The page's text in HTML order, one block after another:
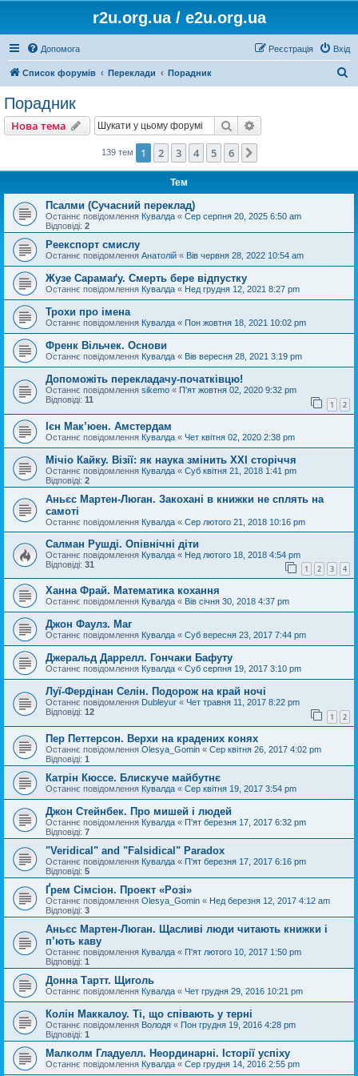
r2u.org.ua / e2u.org.ua
Допомога Вхід
Реєстрація
Список форумів Переклади Порадник
Порадник
Нова тема Пошук
139 тем 1 2 3 4 5 6
Тем
Псалми (Сучасний переклад)
Останнє повідомлення Кувалда « Сер серпня 20, 2025 6:50 am
Відповіді: 2
Реекспорт смислу
Останнє повідомлення Анатолій « Вів червня 28, 2022 10:54 am
Жузе Сарамаґу. Смерть бере відпустку
Останнє повідомлення Кувалда « Нед грудня 12, 2021 8:27 pm
Трохи про імена
Останнє повідомлення Кувалда « Пон жовтня 18, 2021 10:02 pm
Френк Вільчек. Основи
Останнє повідомлення Кувалда « Вів вересня 28, 2021 3:19 pm
Допоможіть перекладачу-початківцю!
Останнє повідомлення sikemo « П'ят жовтня 02, 2020 9:32 pm
Відповіді: 11 1 2
Ієн Мак’юен. Амстердам
Останнє повідомлення Кувалда « Чет квітня 02, 2020 2:38 pm
Мічіо Кайку. Візії: як наука змінить XXI сторіччя
Останнє повідомлення Кувалда « Суб квітня 21, 2018 1:41 pm
Відповіді: 2
Аньєс Мартен-Люган. Закохані в книжки не сплять на
самоті
Останнє повідомлення Кувалда « Сер лютого 21, 2018 10:16 pm
Салман Рушді. Опівнічні діти
Останнє повідомлення Кувалда « Нед лютого 18, 2018 4:54 pm
Відповіді: 31 1 2 3 4
Ханна Фрай. Математика кохання
Останнє повідомлення Кувалда « Вів січня 30, 2018 4:37 pm
Джон Фаулз. Маг
Останнє повідомлення Кувалда « Суб вересня 23, 2017 7:44 pm
Джеральд Даррелл. Гончаки Бафуту
Останнє повідомлення Кувалда « Суб серпня 19, 2017 3:10 pm
Луї-Фердінан Селін. Подорож на край ночі
Останнє повідомлення Dubleyur « Чет травня 11, 2017 8:22 pm
Відповіді: 12 1 2
Пер Петтерсон. Верхи на крадених конях
Останнє повідомлення Olesya_Gomin « Сер квітня 26, 2017 4:02 pm
Відповіді: 1
Катрін Кюссе. Блискуче майбутнє
Останнє повідомлення Кувалда « Сер квітня 19, 2017 3:54 pm
Джон Стейнбек. Про мишей і людей
Останнє повідомлення Кувалда « П'ят березня 17, 2017 6:32 pm
Відповіді: 7
"Veridical" and "Falsidical" Paradox
Останнє повідомлення Кувалда « П'ят березня 17, 2017 6:16 pm
Відповіді: 5
Ґрем Сімсіон. Проект «Розі»
Останнє повідомлення Olesya_Gomin « Нед березня 12, 2017 4:12 am
Відповіді: 3
Аньєс Мартен-Люган. Щасливі люди читають книжки і
п’ють каву
Останнє повідомлення Кувалда « П'ят лютого 10, 2017 1:50 pm
Відповіді: 1
Донна Тартт. Щиголь
Останнє повідомлення Кувалда « Чет грудня 29, 2016 10:21 pm
Колін Маккалоу. Ті, що співають у терні
Останнє повідомлення Володя « Пон грудня 19, 2016 4:28 pm
Відповіді: 1
Малколм Гладуелл. Неординарні. Історії успіху
Останнє повідомлення Кувалда « Сер грудня 14, 2016 2:55 pm